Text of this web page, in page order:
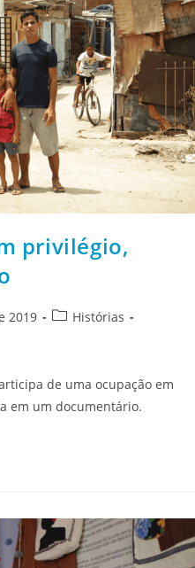
privilégio,
2019
Histórias
de uma ocupação em
em um documentário.